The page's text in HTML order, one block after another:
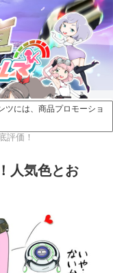
には、商品プロモーショ
評価！
人気色とお